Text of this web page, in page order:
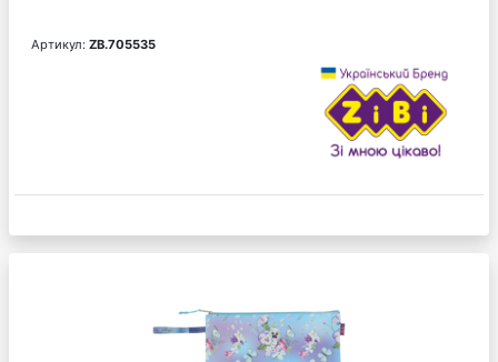
Артикул: ZB.705535